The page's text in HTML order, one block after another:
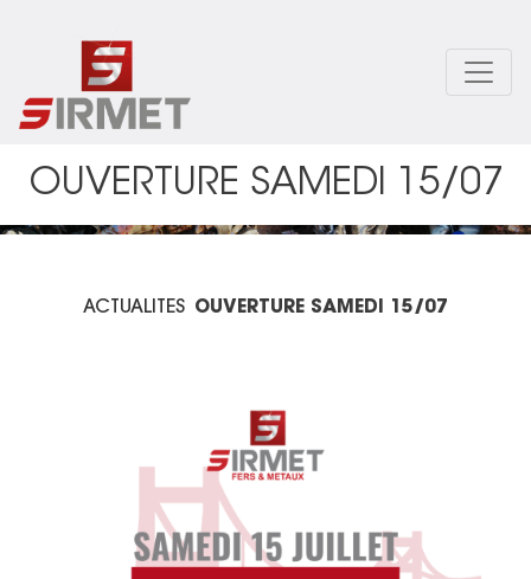
OUVERTURE SAMEDI 15/07
ACTUALITES OUVERTURE SAMEDI 15/07